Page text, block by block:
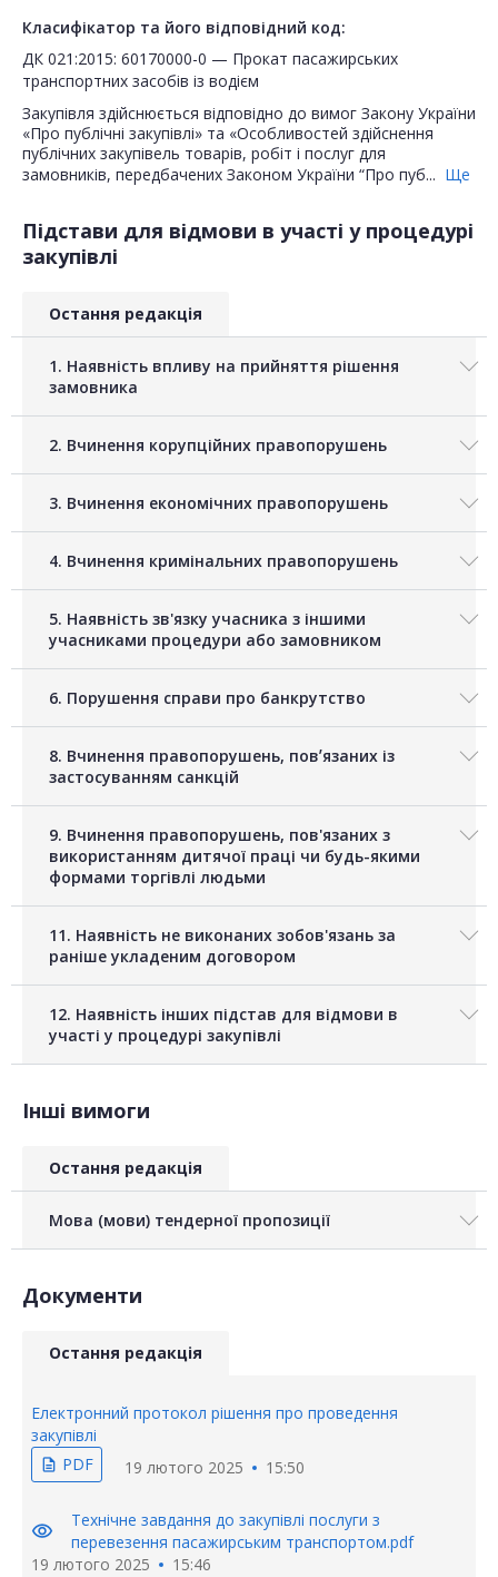
Класифікатор та його відповідний код:
ДК 021:2015: 60170000-0 — Прокат пасажирських
транспортних засобів із водієм
Закупівля здійснюється відповідно до вимог Закону України
«Про публічні закупівлі» та «Особливостей здійснення
публічних закупівель товарів, робіт і послуг для
замовників, передбачених Законом України “Про пуб... Ще
Підстави для відмови в участі у процедурі
закупівлі
Остання редакція
1. Наявність впливу на прийняття рішення
замовника
2. Вчинення корупційних правопорушень
3. Вчинення економічних правопорушень
4. Вчинення кримінальних правопорушень
5. Наявність зв'язку учасника з іншими
учасниками процедури або замовником
6. Порушення справи про банкрутство
8. Вчинення правопорушень, повʼязаних із
застосуванням санкцій
9. Вчинення правопорушень, пов'язаних з
використанням дитячої праці чи будь-якими
формами торгівлі людьми
11. Наявність не виконаних зобов'язань за
раніше укладеним договором
12. Наявність інших підстав для відмови в
участі у процедурі закупівлі
Інші вимоги
Остання редакція
Мова (мови) тендерної пропозиції
Документи
Остання редакція
Електронний протокол рішення про проведення
закупівлі
description PDF 19 лютого 2025 15:50
visibility
Технічне завдання до закупівлі послуги з
перевезення пасажирським транспортом.pdf
19 лютого 2025
15:46